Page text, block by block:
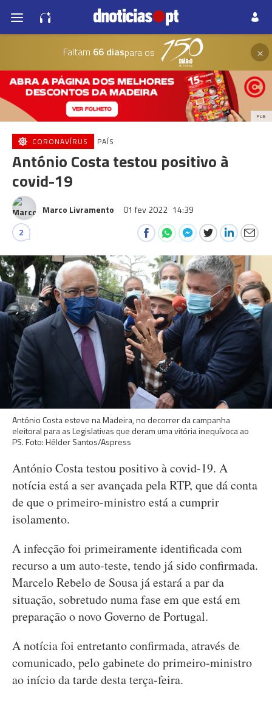
Faltam 66 diaspara os ×
PUB
CORONAVÍRUS PAÍS
António Costa testou positivo à
covid-19
Marco Livramento 01 fev 2022 14:39
2
António Costa esteve na Madeira, no decorrer da campanha
eleitoral para as Legislativas que deram uma vitória inequívoca ao
PS. Foto: Hélder Santos/Aspress
António Costa testou positivo à covid-19. A
notícia está a ser avançada pela RTP, que dá conta
de que o primeiro-ministro está a cumprir
isolamento.
A infecção foi primeiramente identificada com
recurso a um auto-teste, tendo já sido confirmada.
Marcelo Rebelo de Sousa já estará a par da
situação, sobretudo numa fase em que está em
preparação o novo Governo de Portugal.
A notícia foi entretanto confirmada, através de
comunicado, pelo gabinete do primeiro-ministro
ao início da tarde desta terça-feira.